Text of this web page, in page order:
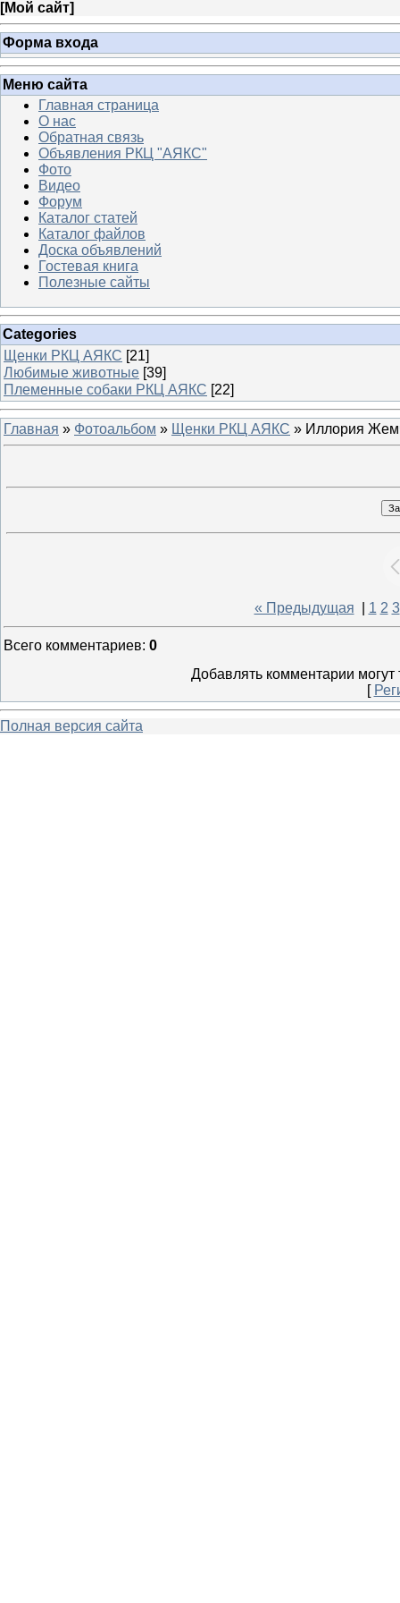
[Мой сайт]
Форма входа
Меню сайта
Главная страница
О нас
Обратная связь
Объявления РКЦ "АЯКС"
Фото
Видео
Форум
Каталог статей
Каталог файлов
Доска объявлений
Гостевая книга
Полезные сайты
Categories
Щенки РКЦ АЯКС [21]
Любимые животные [39]
Племенные собаки РКЦ АЯКС [22]
Главная » Фотоальбом » Щенки РКЦ АЯКС » Иллория
« Предыдущая 1 2 3
Всего комментариев: 0
Добавлять комментарии могут
[
Полная версия сайта